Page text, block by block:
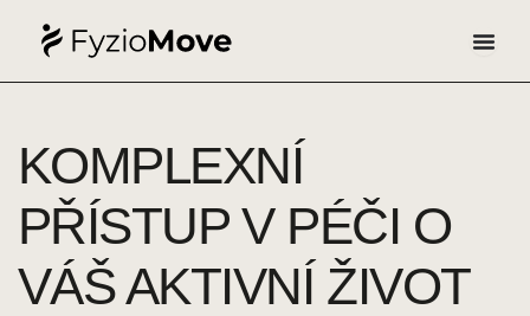
obsah
KOMPLEXNÍ
PŘÍSTUP V PÉČI O
VÁŠ AKTIVNÍ ŽIVOT